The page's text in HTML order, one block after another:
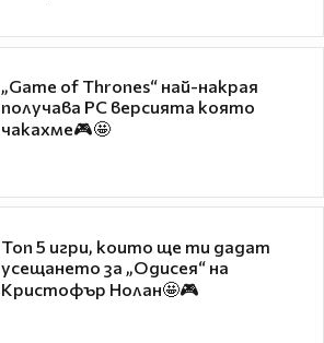
„Game of Thrones“ най-накрая
получава PC версията която
чакахме🎮🤩
Топ 5 игри, които ще ти дадат
усещането за „Одисея“ на
Кристофър Нолан🤩🎮